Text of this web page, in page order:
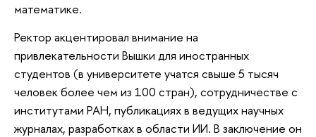
математике.
Ректор акцентировал внимание на
привлекательности Вышки для иностранных
студентов (в университете учатся свыше 5 тысяч
человек более чем из 100 стран), сотрудничестве с
институтами РАН, публикациях в ведущих научных
журналах, разработках в области ИИ. В заключение он